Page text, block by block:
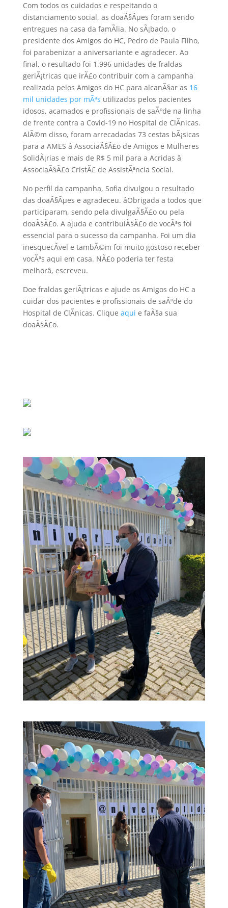
Com todos os cuidados e respeitando o
distanciamento social, as doaÃ§Ãµes foram sendo
entregues na casa da famÃ­lia. No sÃ¡bado, o
presidente dos Amigos do HC, Pedro de Paula Filho,
foi parabenizar a aniversariante e agradecer. Ao
final, o resultado foi 1.996 unidades de fraldas
geriÃ¡tricas que irÃ£o contribuir com a campanha
realizada pelos Amigos do HC para alcanÃ§ar as 16
mil unidades por mÃªs utilizados pelos pacientes
idosos, acamados e profissionais de saÃºde na linha
de frente contra a Covid-19 no Hospital de ClÃ­nicas.
AlÃ©m disso, foram arrecadadas 73 cestas bÃ¡sicas
para a AMES â AssociaÃ§Ã£o de Amigos e Mulheres
SolidÃ¡rias e mais de R$ 5 mil para a Acridas â
AssociaÃ§Ã£o CristÃ£ de AssistÃªncia Social.
No perfil da campanha, Sofia divulgou o resultado
das doaÃ§Ãµes e agradeceu. âObrigada a todos que
participaram, sendo pela divulgaÃ§Ã£o ou pela
doaÃ§Ã£o. A ajuda e contribuiÃ§Ã£o de vocÃªs foi
essencial para o sucesso da campanha. Foi um dia
inesquecÃ­vel e tambÃ©m foi muito gostoso receber
vocÃªs aqui em casa. NÃ£o poderia ter festa
melhorâ, escreveu.
Doe fraldas geriÃ¡tricas e ajude os Amigos do HC a
cuidar dos pacientes e profissionais de saÃºde do
Hospital de ClÃ­nicas. Clique aqui e faÃ§a sua
doaÃ§Ã£o.